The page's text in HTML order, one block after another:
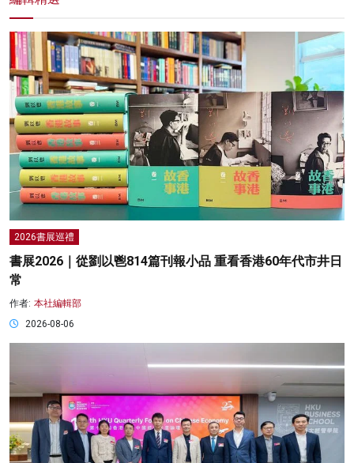
2026書展巡禮
書展2026｜從劉以鬯814篇刊報小品 重看香港60年代市井日
常
作者: 本社編輯部
2026-08-06